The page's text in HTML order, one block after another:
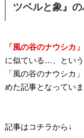
ツベルと象』の
「風の谷のナウシカ」
に似ている…、という
「風の谷のナウシカ
めた記事となっていま
記事はコチラから↓